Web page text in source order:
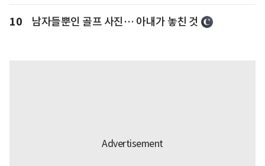
10 남자들뿐인 골프 사진… 아내가 놓친 것